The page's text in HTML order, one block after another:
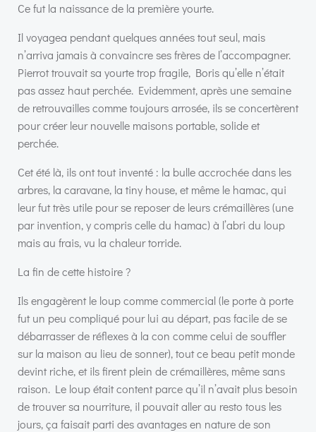
Ce fut la naissance de la première yourte.
Il voyagea pendant quelques années tout seul, mais
n’arriva jamais à convaincre ses frères de l’accompagner.
Pierrot trouvait sa yourte trop fragile, Boris qu’elle n’était
pas assez haut perchée. Evidemment, après une semaine
de retrouvailles comme toujours arrosée, ils se concertèrent
pour créer leur nouvelle maisons portable, solide et
perchée.
Cet été là, ils ont tout inventé : la bulle accrochée dans les
arbres, la caravane, la tiny house, et même le hamac, qui
leur fut très utile pour se reposer de leurs crémaillères (une
par invention, y compris celle du hamac) à l’abri du loup
mais au frais, vu la chaleur torride.
La fin de cette histoire ?
Ils engagèrent le loup comme commercial (le porte à porte
fut un peu compliqué pour lui au départ, pas facile de se
débarrasser de réflexes à la con comme celui de souffler
sur la maison au lieu de sonner), tout ce beau petit monde
devint riche, et ils firent plein de crémaillères, même sans
raison. Le loup était content parce qu’il n’avait plus besoin
de trouver sa nourriture, il pouvait aller au resto tous les
jours, ça faisait parti des avantages en nature de son